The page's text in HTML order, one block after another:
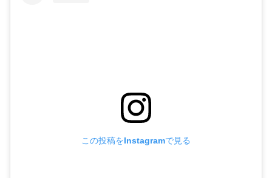
この投稿をInstagramで見る